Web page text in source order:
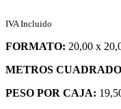
IVA Incluido
FORMATO: 20,00 x
METROS
PESO POR CAJA: